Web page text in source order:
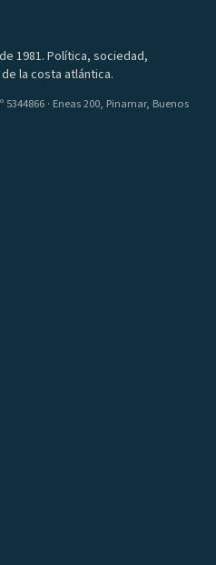
1981. Política, sociedad,
la costa atlántica.
5344866 · Eneas 200, Pinamar, Buenos